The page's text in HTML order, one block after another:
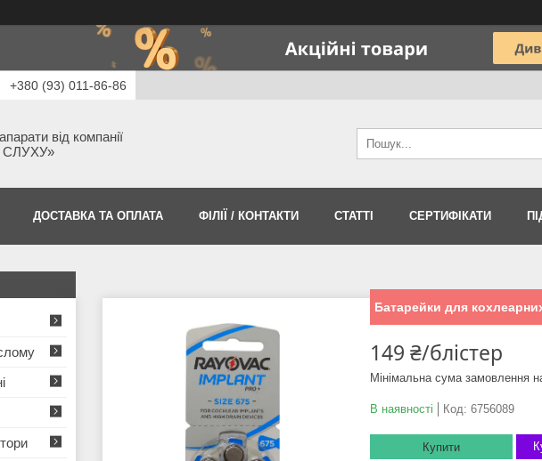
+380 (93) 011-86-86
від компанії
ДОСТАВКА ТА ОПЛАТА ФІЛІЇ / КОНТАКТИ СТАТТІ СЕРТИФІКАТИ
Батарейки для
149 ₴/блістер
Мінімальна сума замовлення
В наявності Код: 6756089
Купити